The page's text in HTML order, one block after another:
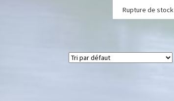
Rupture de stock